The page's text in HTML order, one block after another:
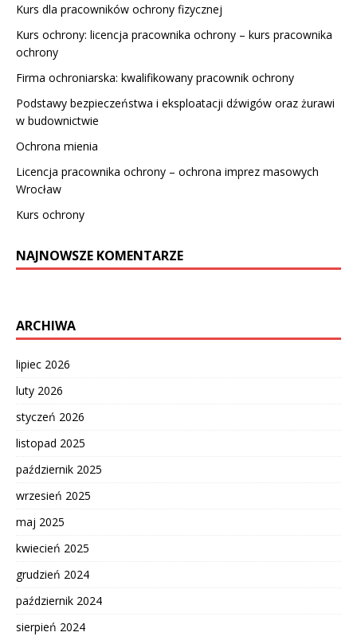
Kurs dla pracowników ochrony fizycznej
Kurs ochrony: licencja pracownika ochrony – kurs pracownika
ochrony
Firma ochroniarska: kwalifikowany pracownik ochrony
Podstawy bezpieczeństwa i eksploatacji dźwigów oraz żurawi
w budownictwie
Ochrona mienia
Licencja pracownika ochrony – ochrona imprez masowych
Wrocław
Kurs ochrony
NAJNOWSZE KOMENTARZE
ARCHIWA
lipiec 2026
luty 2026
styczeń 2026
listopad 2025
październik 2025
wrzesień 2025
maj 2025
kwiecień 2025
grudzień 2024
październik 2024
sierpień 2024